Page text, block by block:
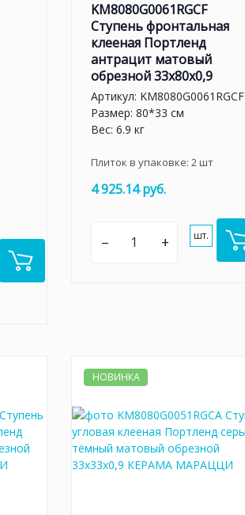
KM8080G0061RGCF
Ступень фронтальная
клееная Портленд
антрацит матовый
обрезной 33x80x0,9
Артикул: KM8080G0061RGCF
Размер: 80*33 см
Вес: 6.9 кг
Плиток в упаковке: 2 шт
4 925.14 руб.
– + шт.
НОВИНКА